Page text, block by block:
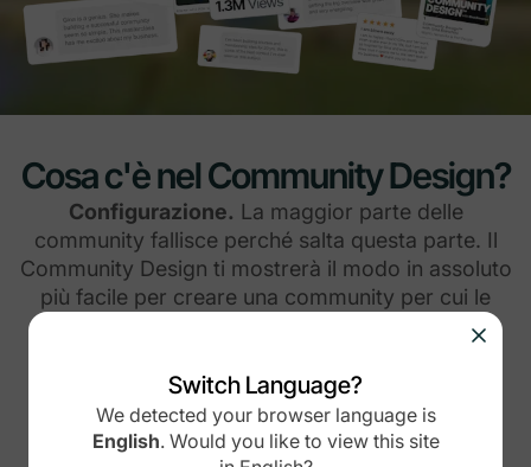
Cosa c'è nel Community Design?
Configurazione. La maggior parte delle
community fallisce perché salta questa parte. Il
Community Design ti mostrerà il modo in assoluto
più facile per creare una community per cui le
Switch Language?
We detected your browser language is
English. Would you like to view this site